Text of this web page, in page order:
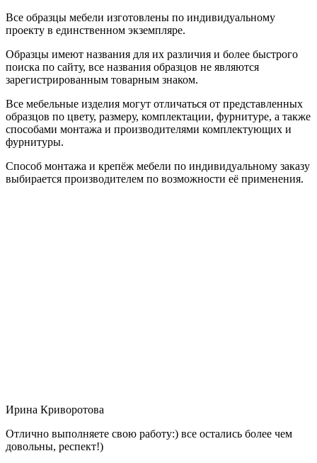
Все образцы мебели изготовлены по индивидуальному
проекту в единственном экземпляре.
Образцы имеют названия для их различия и более быстрого
поиска по сайту, все названия образцов не являются
зарегистрированным товарным знаком.
Все мебельные изделия могут отличаться от представленных
образцов по цвету, размеру, комплектации, фурнитуре, а также
способами монтажа и производителями комплектующих и
фурнитуры.
Способ монтажа и крепёж мебели по индивидуальному заказу
выбирается производителем по возможности её применения.
Ирина Криворотова
Отлично выполняете свою работу:) все остались более чем
довольны, респект!)